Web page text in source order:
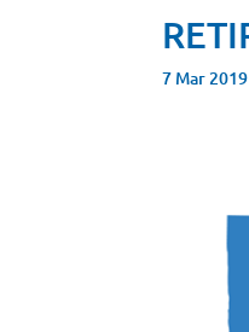
7 Mar 2019